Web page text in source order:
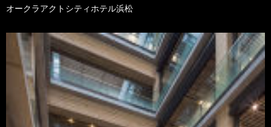
オークラアクトシティホテル浜松